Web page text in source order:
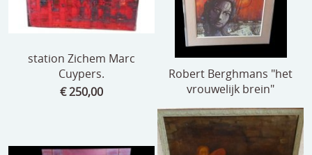
station Zichem Marc
Cuypers.
€ 250,00
Robert Berghmans "het
vrouwelijk brein"